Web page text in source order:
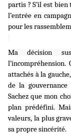
partis ? S’il est
l’entrée en
pour les
Ma décision
attachés à la
de la gouvernance
Sachez que mon
plan prédéfini.
valeurs, la plus
sa propre sincérité.